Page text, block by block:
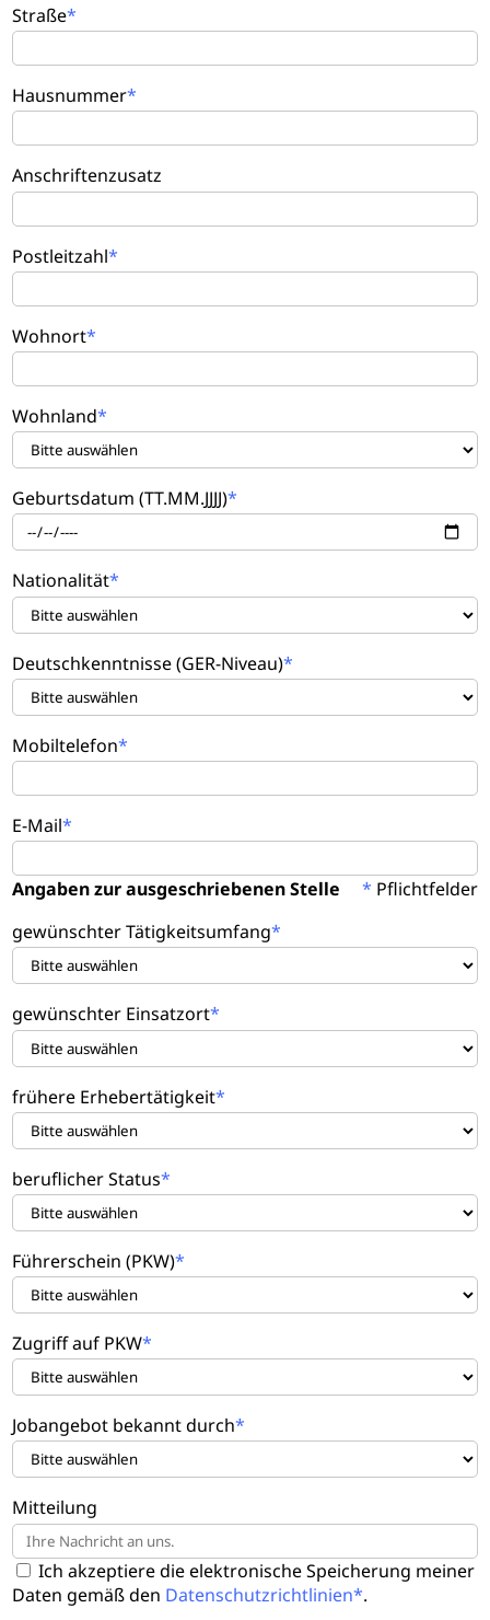
Straße
Hausnummer
Anschriftenzusatz
Postleitzahl
Wohnort
Wohnland
Geburtsdatum (TT.MM.JJJJ)
Nationalität
Deutschkenntnisse (GER-Niveau)
Mobiltelefon
E-Mail
Angaben zur ausgeschriebenen Stelle * Pflichtfelder
gewünschter Tätigkeitsumfang
gewünschter Einsatzort
frühere Erhebertätigkeit
beruflicher Status
Führerschein (PKW)
Zugriff auf PKW
Jobangebot bekannt durch
Mitteilung
Ich akzeptiere die elektronische Speicherung meiner
Daten gemäß den Datenschutzrichtlinien*.